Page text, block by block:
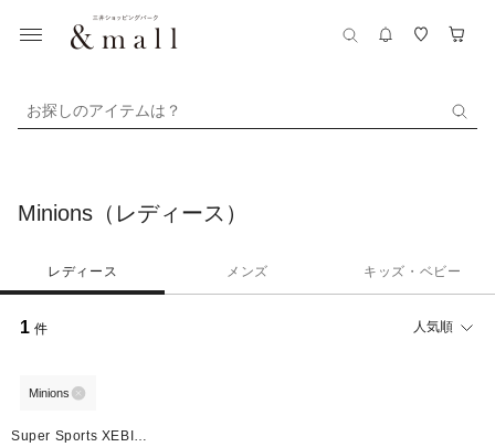
お探しのアイテムは？
Minions（レディース）
レディース メンズ キッズ・ベビー
1 件 人気順
Minions
Super Sports XEBIO